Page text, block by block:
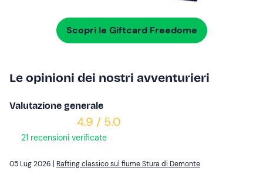
Scopri le Giftcard Freedome
Le opinioni dei nostri avventurieri
Valutazione generale
4.9 / 5.0
21 recensioni verificate
05 Lug 2026 | Rafting classico sul fiume Stura di Demonte